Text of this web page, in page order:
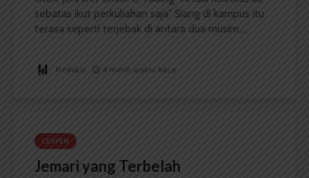
sebatas ikut perkuliahan saja” Siang di kampus itu
terasa seperti terjebak di antara dua musim....
Redaksi 4 menit waktu baca
CERPEN
Jemari yang Terbelah